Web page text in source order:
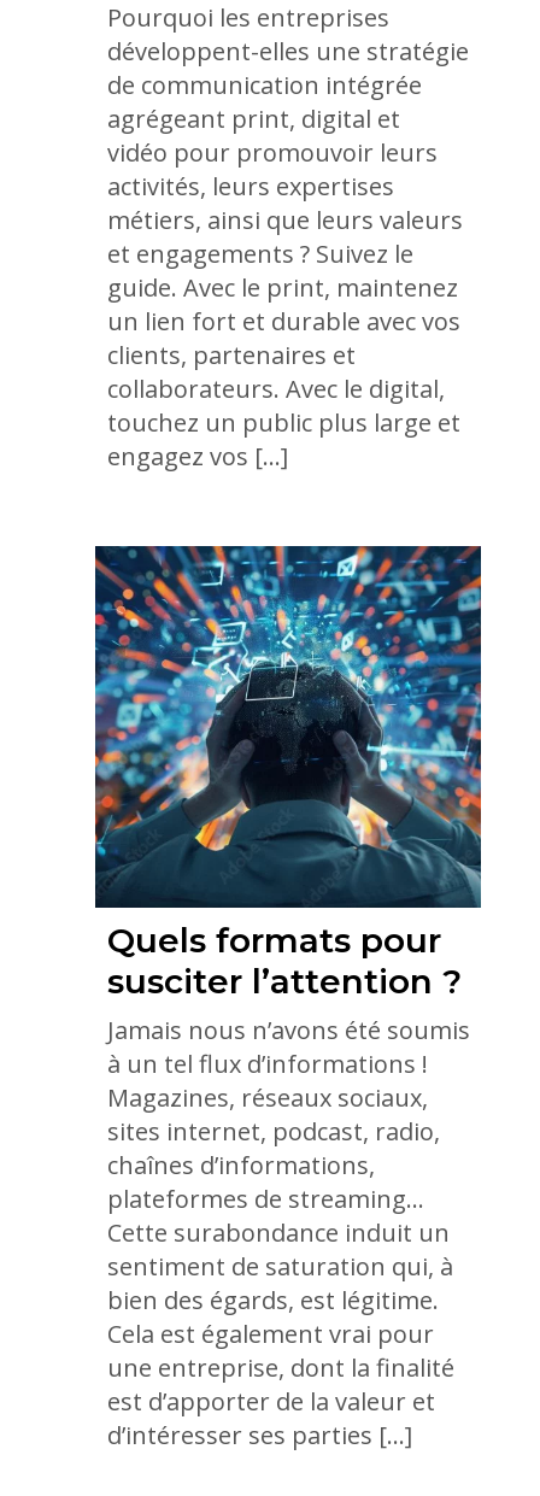
Pourquoi les entreprises
développent-elles une stratégie
de communication intégrée
agrégeant print, digital et
vidéo pour promouvoir leurs
activités, leurs expertises
métiers, ainsi que leurs valeurs
et engagements ? Suivez le
guide. Avec le print, maintenez
un lien fort et durable avec vos
clients, partenaires et
collaborateurs. Avec le digital,
touchez un public plus large et
engagez vos […]
Quels formats pour
susciter l’attention ?
Jamais nous n’avons été soumis
à un tel flux d’informations !
Magazines, réseaux sociaux,
sites internet, podcast, radio,
chaînes d’informations,
plateformes de streaming…
Cette surabondance induit un
sentiment de saturation qui, à
bien des égards, est légitime.
Cela est également vrai pour
une entreprise, dont la finalité
est d’apporter de la valeur et
d’intéresser ses parties […]